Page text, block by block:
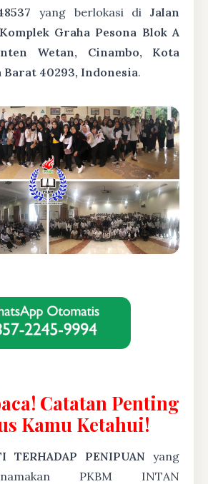
yang berlokasi diJalan
Graha Pesona Blok A
Wetan, Cinambo, Kota
Barat 40293, Indonesia.
Catatan Penting
Kamu Ketahui!
TERHADAP PENIPUAN yang
PKBM INTAN